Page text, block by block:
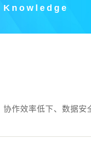
作效率低下、数据安